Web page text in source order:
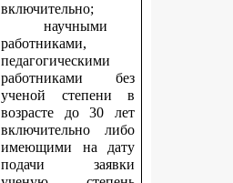
включительно;
научными
работниками,
педагогическими
работниками без
ученой степени в
возрасте до 30 лет
включительно либо
имеющими на дату
подачи заявки